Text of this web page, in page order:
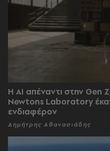
Η AI απέναντι στην Gen
Newtons Laboratory
ενδιαφέρον
Δημήτρης Αθανασιάδης